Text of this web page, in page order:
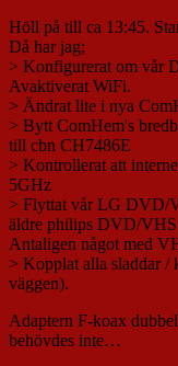
Höll på till ca 13:45.
Då har jag;
> Konfigurerat om vår
Avaktiverat WiFi.
> Ändrat lite i nya
> Bytt ComHem's
till cbn CH7486E
> Kontrollerat att
5GHz
> Flyttat vår LG DVD/
äldre philips DVD/VHS
Antaligen något med
> Kopplat alla sladdar
väggen).
Adaptern F-koax
behövdes inte…